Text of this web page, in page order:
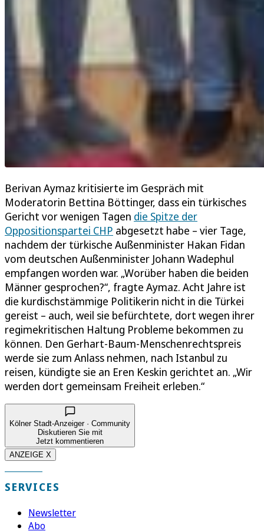
Berivan Aymaz kritisierte im Gespräch mit
Moderatorin Bettina Böttinger, dass ein türkisches
Gericht vor wenigen Tagen die Spitze der
Oppositionspartei CHP abgesetzt habe – vier Tage,
nachdem der türkische Außenminister Hakan Fidan
vom deutschen Außenminister Johann Wadephul
empfangen worden war. „Worüber haben die beiden
Männer gesprochen?“, fragte Aymaz. Acht Jahre ist
die kurdischstämmige Politikerin nicht in die Türkei
gereist – auch, weil sie befürchtete, dort wegen ihrer
regimekritischen Haltung Probleme bekommen zu
können. Den Gerhart-Baum-Menschenrechtspreis
werde sie zum Anlass nehmen, nach Istanbul zu
reisen, kündigte sie an Eren Keskin gerichtet an. „Wir
werden dort gemeinsam Freiheit erleben.“
Kölner Stadt-Anzeiger · Community
Diskutieren Sie mit
Jetzt kommentieren
ANZEIGE X
SERVICES
Newsletter
Abo